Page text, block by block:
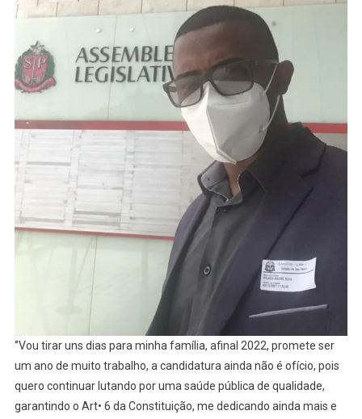
‘’Vou tirar uns dias para minha família, afinal 2022, promete ser
um ano de muito trabalho, a candidatura ainda não é ofício, pois
quero continuar lutando por uma saúde pública de qualidade,
garantindo o Art• 6 da Constituição, me dedicando ainda mais e